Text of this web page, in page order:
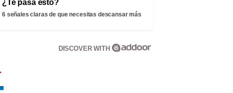
¿Te pasa esto?
6 señales claras de que necesitas descansar más
DISCOVER WITH